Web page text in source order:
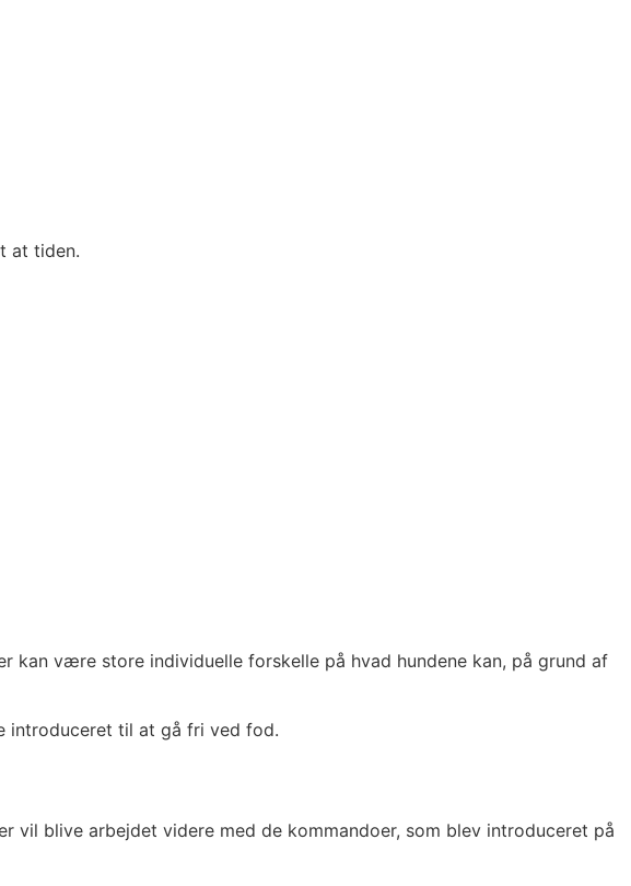
at tiden.
være store individuelle forskelle på hvad hundene kan, på grund af
introduceret til at gå fri ved fod.
vil blive arbejdet videre med de kommandoer, som blev introduceret på